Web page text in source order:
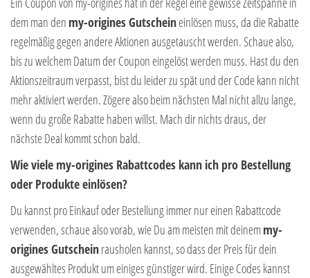
dem man den my-origines Gutscheineinlösen muss, da die Rabatte
regelmäßig gegen andere Aktionen ausgetauscht werden. Schaue also,
bis zu welchem Datum der Coupon eingelöst werden muss. Hast du den
Aktionszeitraum verpasst, bist du leider zu spät und der Code kann nicht
mehr aktiviert werden. Zögere also beim nächsten Mal nicht allzu lange,
wenn du große Rabatte haben willst. Mach dir nichts draus, der
nächste Deal kommt schon bald.
Wie viele my-origines Rabattcodes kann ich pro Bestellung
oder Produkte einlösen?
Du kannst pro Einkauf oder Bestellung immer nur einen Rabattcode
verwenden, schaue also vorab, wie Du am meisten mit deinemmy-
origines Gutscheinrausholen kannst, so dass der Preis für dein
ausgewähltes Produkt um einiges günstiger wird. Einige Codes kannst